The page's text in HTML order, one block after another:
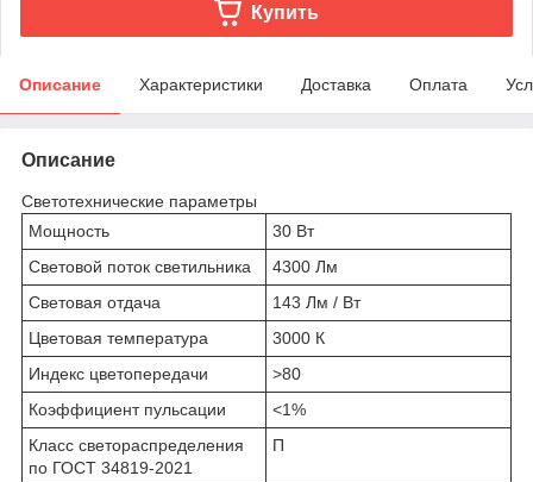
Купить
Описание Характеристики Доставка Оплата
Описание
Светотехнические параметры
Мощность
30 Вт
Световой поток светильника
4300 Лм
Световая отдача
143 Лм / Вт
Цветовая температура
3000 К
Индекс цветопередачи
>80
Коэффициент пульсации
<1%
Класс светораспределения
по ГОСТ 34819-2021
П